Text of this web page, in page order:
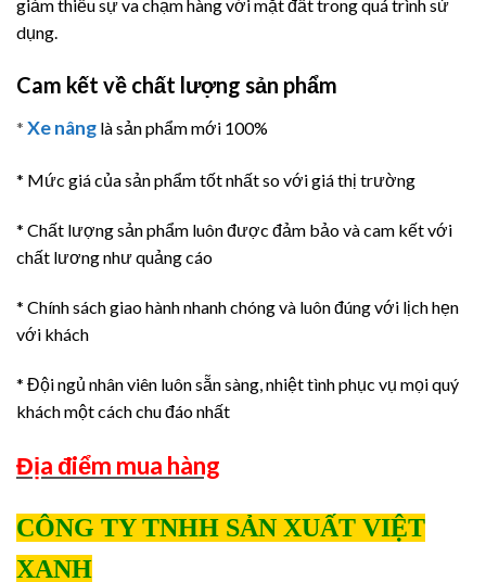
giảm thiểu sự va chạm hàng với mặt đất trong quá trình sử
dụng.
Cam kết về chất lượng sản phẩm
* Xe nâng là sản phẩm mới 100%
* Mức giá của sản phẩm tốt nhất so với giá thị trường
* Chất lượng sản phẩm luôn được đảm bảo và cam kết với
chất lương như quảng cáo
* Chính sách giao hành nhanh chóng và luôn đúng với lịch hẹn
với khách
* Đội ngủ nhân viên luôn sẵn sàng, nhiệt tình phục vụ mọi quý
khách một cách chu đáo nhất
Địa điểm mua hàng
CÔNG TY TNHH SẢN XUẤT VIỆT
XANH